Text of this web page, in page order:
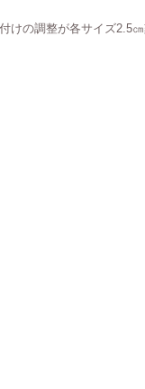
けの調整が各サイズ2.5